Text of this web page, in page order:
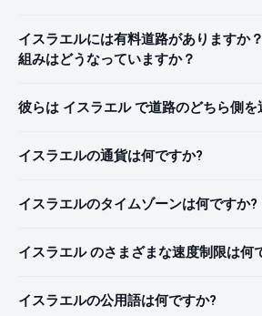
イスラエルには有料道路がありますか
組みはどうなっていますか？
彼らは イスラエル で道路のどちら側を
イスラエルの通貨は何ですか?
イスラエルのタイムゾーンは何ですか?
イスラエル のさまざまな速度制限は何
イスラエルの公用語は何ですか?